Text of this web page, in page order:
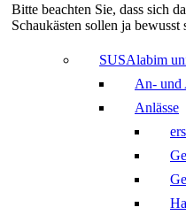
Bitte beachten Sie, dass sich
Schaukästen sollen ja bewusst
SUSAlabim
An- und
Anlässe